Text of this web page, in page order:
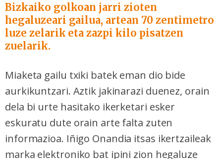
Bizkaiko golkoan jarri zioten
hegaluzeari gailua, artean 70 zentimetro
luze zelarik eta zazpi kilo pisatzen
zuelarik.
Miaketa gailu txiki batek eman dio bide
aurkikuntzari. Aztik jakinarazi duenez, orain
dela bi urte hasitako ikerketari esker
eskuratu dute orain arte falta zuten
informazioa. Iñigo Onandia itsas ikertzaileak
marka elektroniko bat ipini zion hegaluze